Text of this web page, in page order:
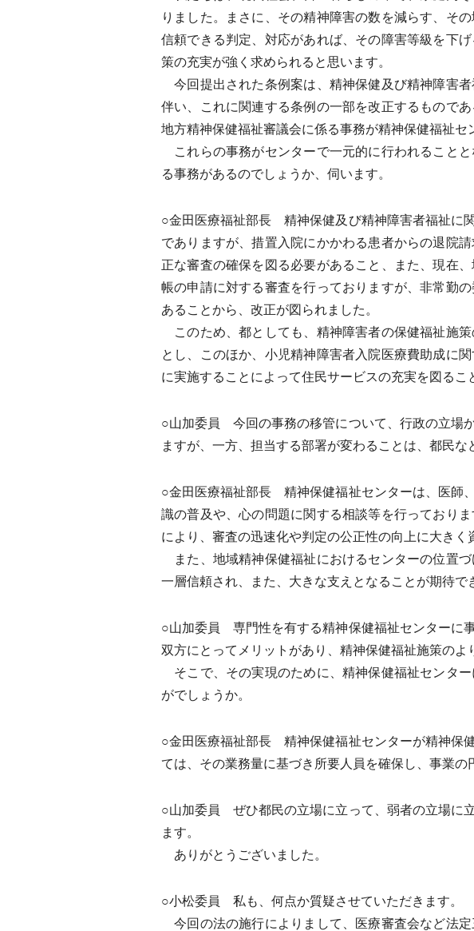
りました。まさに、その精神障害の数を減らす、そ
信頼できる判定、対応があれば、その障害等級を下
策の充実が強く求められると思います。
今回提出された条例案は、精神保健及び精神障害
伴い、これに関連する条例の一部を改正するもので
地方精神保健福祉審議会に係る事務が精神保健福祉
これらの事務がセンターで一元的に行われること
る事務があるのでしょうか、伺います。
○金田医療福祉部長 精神保健及び精神障害者福祉に
でありますが、措置入院にかかわる患者からの退院
正な審査の確保を図る必要があること、また、現在
帳の申請に対する審査を行っておりますが、非常勤
あることから、改正が図られました。
このため、都としても、精神障害者の保健福祉施
とし、このほか、小児精神障害者入院医療費助成に
に実施することによって住民サービスの充実を図る
○山加委員 今回の事務の移管について、行政の立場
ますが、一方、担当する部署が変わることは、都民
○金田医療福祉部長 精神保健福祉センターは、医師
識の普及や、心の問題に関する相談等を行っており
により、審査の迅速化や判定の公正性の向上に大きく
また、地域精神保健福祉におけるセンターの位置
一層信頼され、また、大きな支えとなることが期待で
○山加委員 専門性を有する精神保健福祉センターに
双方にとってメリットがあり、精神保健福祉施策の
そこで、その実現のために、精神保健福祉センタ
がでしょうか。
○金田医療福祉部長 精神保健福祉センターが精神保
ては、その業務量に基づき所要人員を確保し、事業の
○山加委員 ぜひ都民の立場に立って、弱者の立場に
ます。
ありがとうございました。
○小松委員 私も、何点か質疑させていただきます。
今回の法の施行によりまして、医療審査会など法